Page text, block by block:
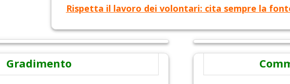
Rispetta il lavoro dei volontari: cita sempre la
Gradimento